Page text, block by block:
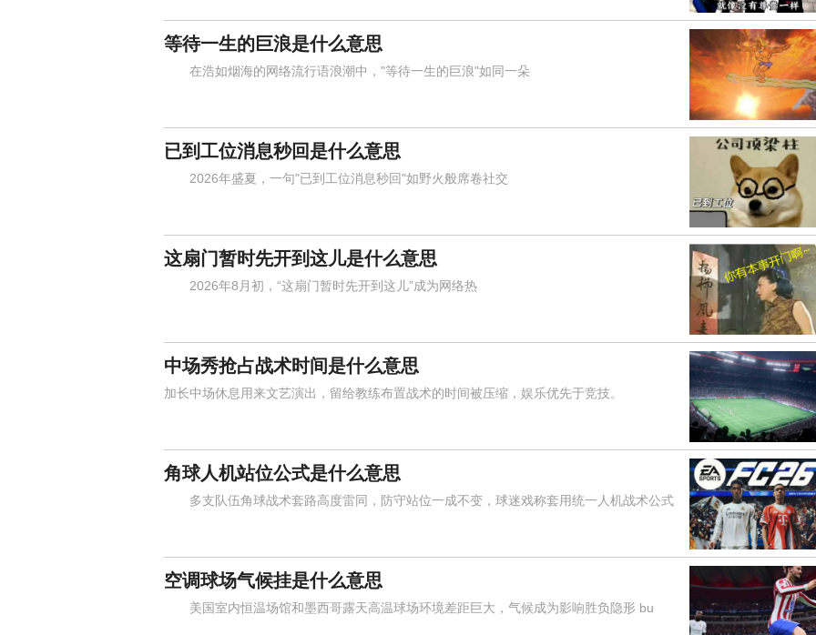
等待一生的巨浪是什么意思
在浩如烟海的网络流行语浪潮中，"等待一生的巨浪"如同一朵
已到工位消息秒回是什么意思
2026年盛夏，一句"已到工位消息秒回"如野火般席卷社交
这扇门暂时先开到这儿是什么意思
2026年8月初，“这扇门暂时先开到这儿”成为网络热
中场秀抢占战术时间是什么意思
加长中场休息用来文艺演出，留给教练布置战术的时间被压缩，娱乐优先于竞技。
角球人机站位公式是什么意思
多支队伍角球战术套路高度雷同，防守站位一成不变，球迷戏称套用统一人机战术公式
空调球场气候挂是什么意思
美国室内恒温场馆和墨西哥露天高温球场环境差距巨大，气候成为影响胜负隐形 bu